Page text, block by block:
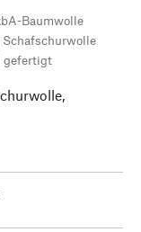
Baumwolle
gefertigt